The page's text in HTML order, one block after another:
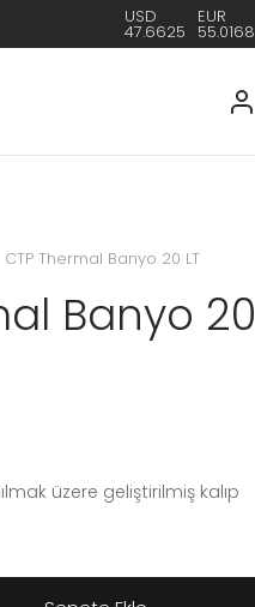
USD
47.6625
EUR
55.0168
CTP Thermal Banyo 20 LT
Banyo 20
üzere geliştirilmiş kalıp